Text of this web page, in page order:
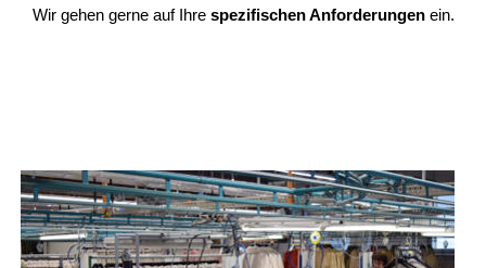
Wir gehen gerne auf Ihre spezifischen Anforderungenein.